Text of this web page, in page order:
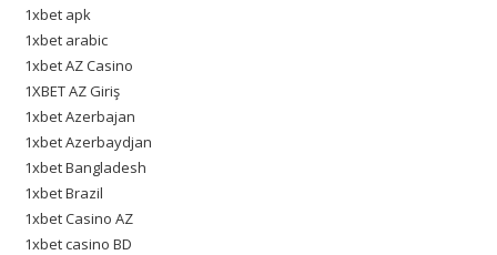
1xbet apk
1xbet arabic
1xbet AZ Casino
1XBET AZ Giriş
1xbet Azerbajan
1xbet Azerbaydjan
1xbet Bangladesh
1xbet Brazil
1xbet Casino AZ
1xbet casino BD